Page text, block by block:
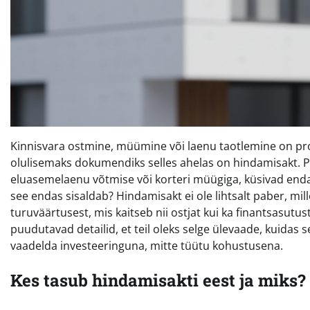
Kinnisvara ostmine, müümine või laenu taotlemine on
olulisemaks dokumendiks selles ahelas on hindamisakt.
eluasemelaenu võtmise või korteri müügiga, küsivad
see endas sisaldab? Hindamisakt ei ole lihtsalt paber,
turuväärtusest, mis kaitseb nii ostjat kui ka
puudutavad detailid, et teil oleks selge ülevaade, kuidas
vaadelda investeeringuna, mitte tüütu kohustusena.
Kes tasub hindamisakti eest ja miks?